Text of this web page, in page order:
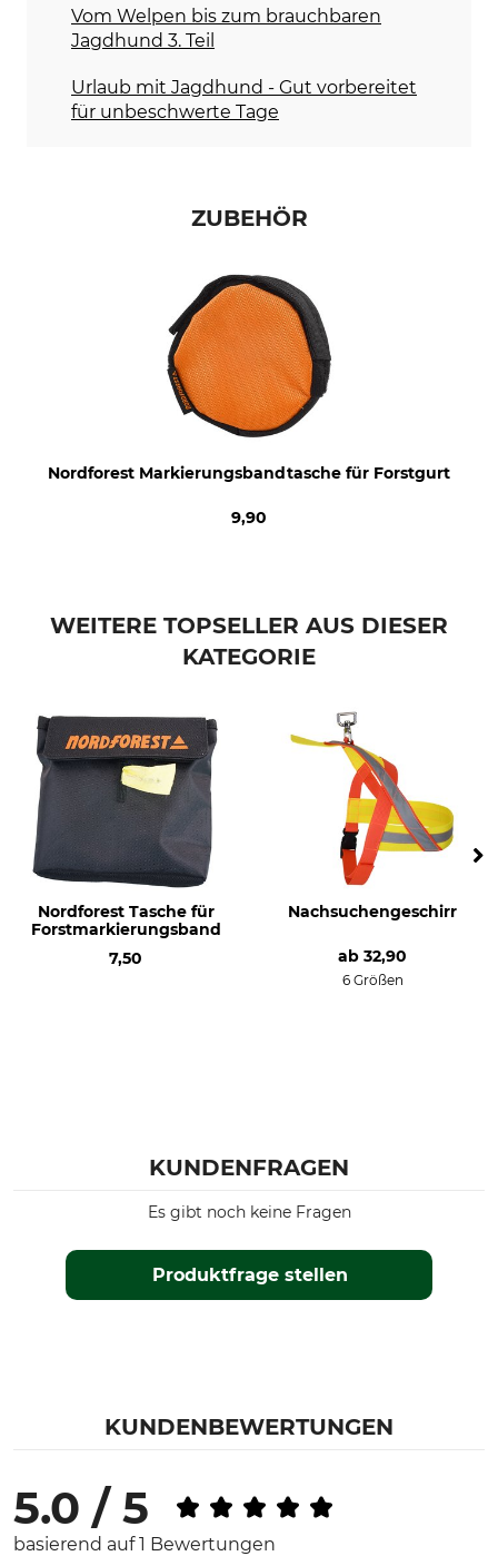
Vom Welpen bis zum brauchbaren
Jagdhund 3. Teil
Urlaub mit Jagdhund - Gut vorbereitet
für unbeschwerte Tage
ZUBEHÖR
Nordforest Markierungsbandtasche für Forstgurt
9,90
WEITERE TOPSELLER AUS DIESER
KATEGORIE
Nordforest Tasche für
Forstmarkierungsband
7,50
Nachsuchengeschirr
ab 32,90
6 Größen
KUNDENFRAGEN
Produktfrage stellen
Es gibt noch keine Fragen
KUNDENBEWERTUNGEN
5.0 / 5
basierend auf 1 Bewertungen